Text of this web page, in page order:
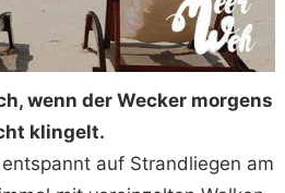
wenn der Wecker morgens
klingelt.
auf Strandliegen am